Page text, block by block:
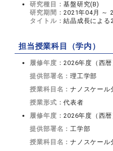
研究種目：基盤研究(B)
研究期間：2021年04月 ～
タイトル：結晶成長による
担当授業科目（学内）
履修年度：2026年度（西暦
提供部署名：理工学部
授業科目名：ナノスケール
授業形式：代表者
履修年度：2026年度（西暦
提供部署名：工学部
授業科目名：ナノスケール